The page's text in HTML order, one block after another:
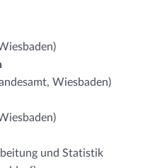
Wiesbaden)
und Statistik